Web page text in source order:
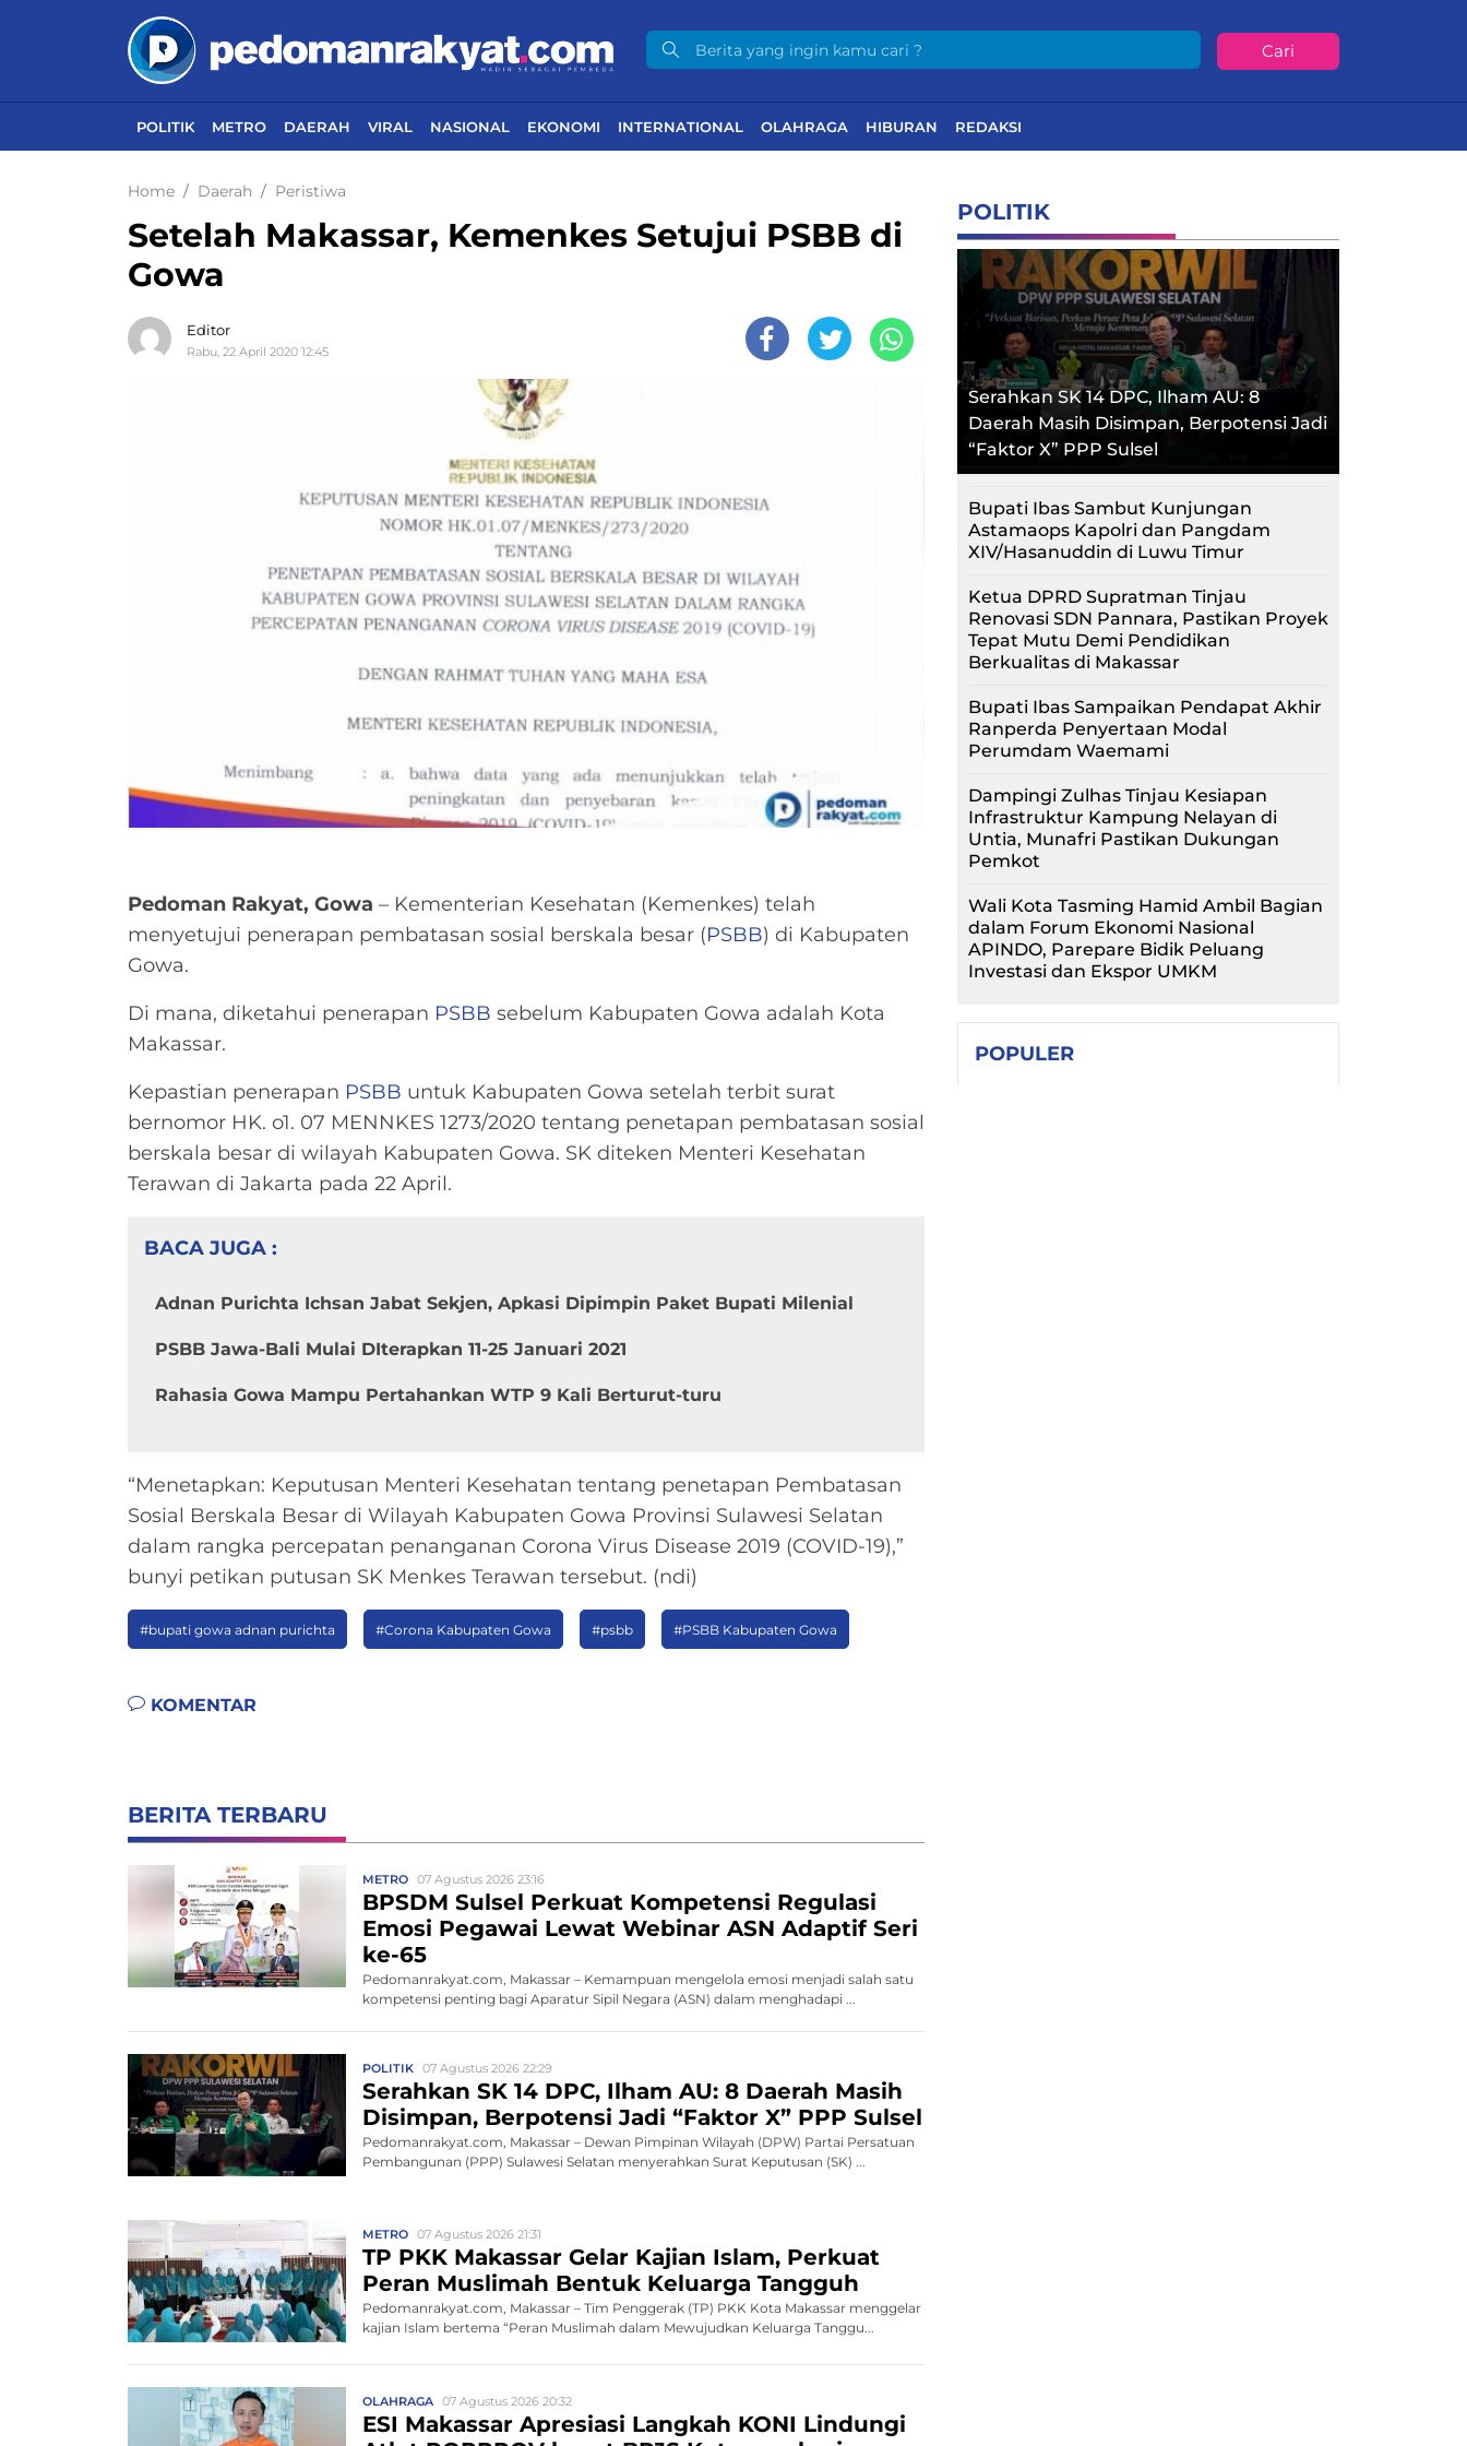
Cari
POLITIK METRO DAERAH VIRAL NASIONAL EKONOMI INTERNATIONAL OLAHRAGA HIBURAN REDAKSI
Home Daerah Peristiwa
Setelah Makassar, Kemenkes Setujui PSBB di
Gowa
Editor
Rabu, 22 April 2020 12:45
Pedoman Rakyat, Gowa – Kementerian Kesehatan (Kemenkes) telah
menyetujui penerapan pembatasan sosial berskala besar (PSBB) di Kabupaten
Gowa.
Di mana, diketahui penerapan PSBB sebelum Kabupaten Gowa adalah Kota
Makassar.
Kepastian penerapan PSBB untuk Kabupaten Gowa setelah terbit surat
bernomor HK. o1. 07 MENNKES 1273/2020 tentang penetapan pembatasan sosial
berskala besar di wilayah Kabupaten Gowa. SK diteken Menteri Kesehatan
Terawan di Jakarta pada 22 April.
BACA JUGA :
Adnan Purichta Ichsan Jabat Sekjen, Apkasi Dipimpin Paket Bupati Milenial
PSBB Jawa-Bali Mulai DIterapkan 11-25 Januari 2021
Rahasia Gowa Mampu Pertahankan WTP 9 Kali Berturut-turu
“Menetapkan: Keputusan Menteri Kesehatan tentang penetapan Pembatasan
Sosial Berskala Besar di Wilayah Kabupaten Gowa Provinsi Sulawesi Selatan
dalam rangka percepatan penanganan Corona Virus Disease 2019 (COVID-19),”
bunyi petikan putusan SK Menkes Terawan tersebut. (ndi)
#bupati gowa adnan purichta #Corona Kabupaten Gowa #psbb #PSBB Kabupaten Gowa
KOMENTAR
BERITA TERBARU
METRO 07 Agustus 2026 23:16
BPSDM Sulsel Perkuat Kompetensi Regulasi
Emosi Pegawai Lewat Webinar ASN Adaptif Seri
ke-65
Pedomanrakyat.com, Makassar – Kemampuan mengelola emosi menjadi salah satu
kompetensi penting bagi Aparatur Sipil Negara (ASN) dalam menghadapi ...
POLITIK 07 Agustus 2026 22:29
Serahkan SK 14 DPC, Ilham AU: 8 Daerah Masih
Disimpan, Berpotensi Jadi “Faktor X” PPP Sulsel
Pedomanrakyat.com, Makassar – Dewan Pimpinan Wilayah (DPW) Partai Persatuan
Pembangunan (PPP) Sulawesi Selatan menyerahkan Surat Keputusan (SK) ...
METRO 07 Agustus 2026 21:31
TP PKK Makassar Gelar Kajian Islam, Perkuat
Peran Muslimah Bentuk Keluarga Tangguh
Pedomanrakyat.com, Makassar – Tim Penggerak (TP) PKK Kota Makassar menggelar
kajian Islam bertema “Peran Muslimah dalam Mewujudkan Keluarga Tanggu...
OLAHRAGA 07 Agustus 2026 20:32
ESI Makassar Apresiasi Langkah KONI Lindungi
POLITIK
Serahkan SK 14 DPC, Ilham AU: 8
Daerah Masih Disimpan, Berpotensi Jadi
“Faktor X” PPP Sulsel
Bupati Ibas Sambut Kunjungan
Astamaops Kapolri dan Pangdam
XIV/Hasanuddin di Luwu Timur
Ketua DPRD Supratman Tinjau
Renovasi SDN Pannara, Pastikan Proyek
Tepat Mutu Demi Pendidikan
Berkualitas di Makassar
Bupati Ibas Sampaikan Pendapat Akhir
Ranperda Penyertaan Modal
Perumdam Waemami
Dampingi Zulhas Tinjau Kesiapan
Infrastruktur Kampung Nelayan di
Untia, Munafri Pastikan Dukungan
Pemkot
Wali Kota Tasming Hamid Ambil Bagian
dalam Forum Ekonomi Nasional
APINDO, Parepare Bidik Peluang
Investasi dan Ekspor UMKM
POPULER